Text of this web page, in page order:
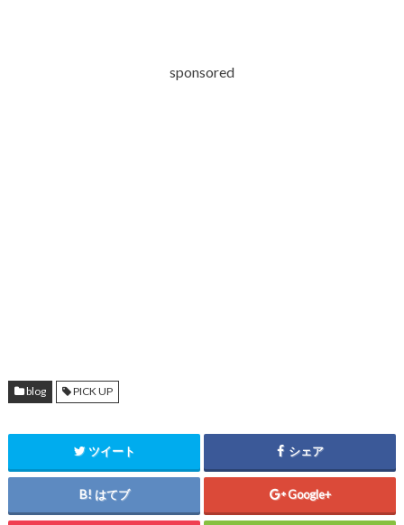
sponsored
blog PICK UP
ツイート シェア
はてブ Google+